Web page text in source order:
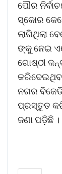
ପୌର
ସ୍କୋର
ଲାଗିଥିଲା
ଙ୍କୁ ନେଇ
ଗୋଷ୍ଠୀ
କରିଦେଇଥିବା
ନଗର
ପ୍ରସ୍ତୁତ
ଜଣା ପଡ଼ିଛି ।